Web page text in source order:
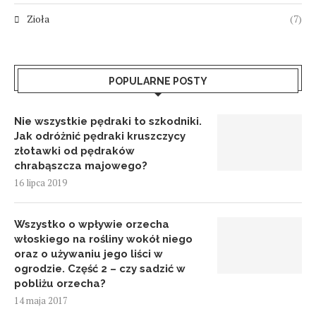
Zioła (7)
POPULARNE POSTY
Nie wszystkie pędraki to szkodniki.
Jak odróżnić pędraki kruszczycy
złotawki od pędraków
chrabąszcza majowego?
16 lipca 2019
Wszystko o wpływie orzecha
włoskiego na rośliny wokół niego
oraz o używaniu jego liści w
ogrodzie. Część 2 – czy sadzić w
pobliżu orzecha?
14 maja 2017